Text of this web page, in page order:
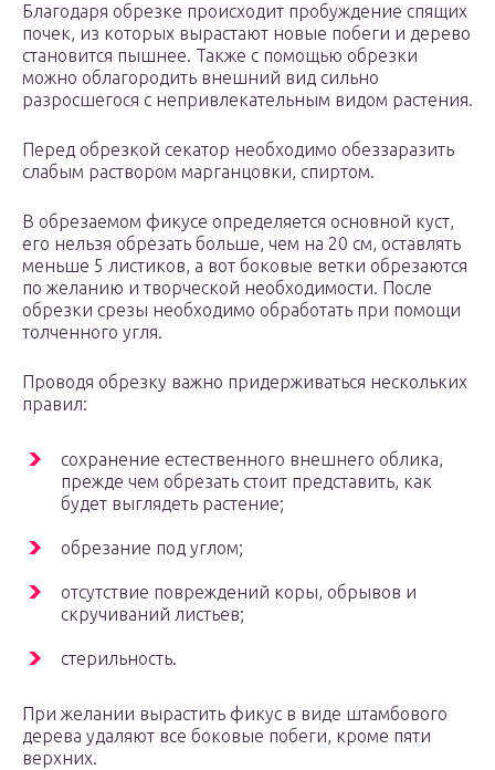
Благодаря обрезке происходит пробуждение спящих
почек, из которых вырастают новые побеги и дерево
становится пышнее. Также с помощью обрезки
можно облагородить внешний вид сильно
разросшегося с непривлекательным видом растения.
Перед обрезкой секатор необходимо обеззаразить
слабым раствором марганцовки, спиртом.
В обрезаемом фикусе определяется основной куст,
его нельзя обрезать больше, чем на 20 см, оставлять
меньше 5 листиков, а вот боковые ветки обрезаются
по желанию и творческой необходимости. После
обрезки срезы необходимо обработать при помощи
толченного угля.
Проводя обрезку важно придерживаться нескольких
правил:
сохранение естественного внешнего облика,
прежде чем обрезать стоит представить, как
будет выглядеть растение;
обрезание под углом;
отсутствие повреждений коры, обрывов и
скручиваний листьев;
стерильность.
При желании вырастить фикус в виде штамбового
дерева удаляют все боковые побеги, кроме пяти
верхних.